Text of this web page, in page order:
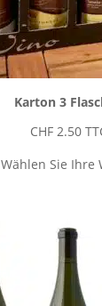
Karton 3
CHF2.50
Wählen Sie Ihre